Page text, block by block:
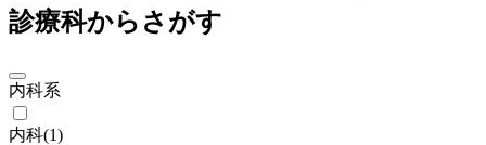
診療科からさがす
内科系
内科(1)